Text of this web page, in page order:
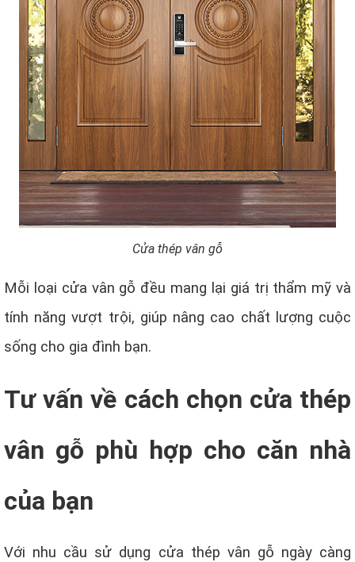
Cửa thép vân gỗ
Mỗi loại cửa vân gỗ đều mang lại giá trị thẩm mỹ và
tính năng vượt trội, giúp nâng cao chất lượng cuộc
sống cho gia đình bạn.
Tư vấn về cách chọn cửa thép
vân gỗ phù hợp cho căn nhà
của bạn
Với nhu cầu sử dụng cửa thép vân gỗ ngày càng